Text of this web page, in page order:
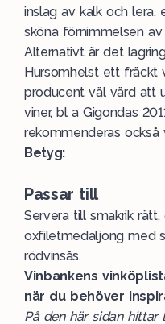
inslag av kalk och
sköna förnimmelsen av
Alternativt är det
Hursomhelst ett fräckt
producent väl värd att
viner, bl a Gigondas
rekommenderas också
Betyg:
Passar till
Servera till smakrik
oxfiletmedaljong med
rödvinsås.
Vinbankens
när du behöver
På den här sidan hittar